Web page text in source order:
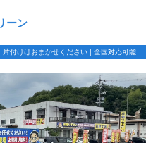
付けはおまかせください | 全国対応可能
ーン